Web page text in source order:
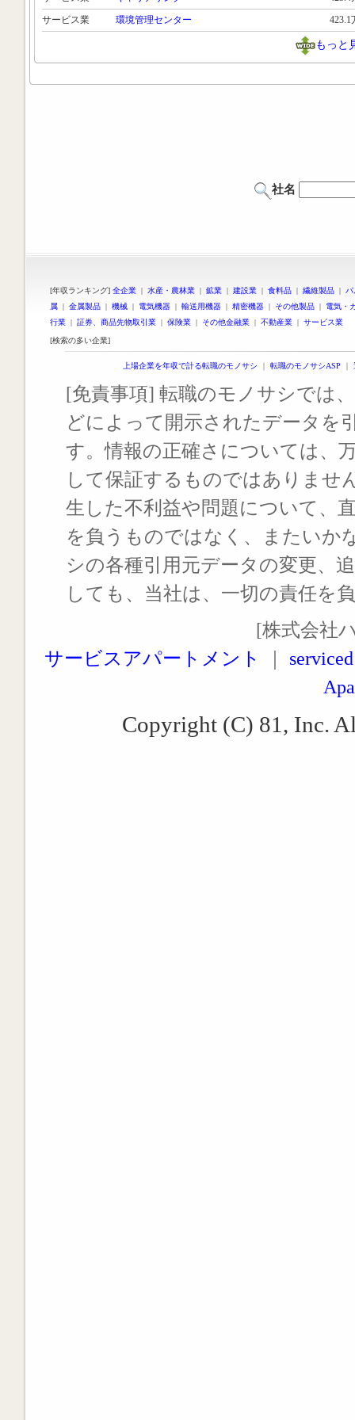
サービス業
環境管理センター 423.1
もっと
社名
[年収ランキング] 全企業 | 水産・農林業 | 鉱業 | 建設業 | 食料品 | 繊維製品 |
属 | 金属製品 | 機械 | 電気機器 | 輸送用機器 | 精密機器 | その他製品 | 電気・
行業 | 証券、商品先物取引業 | 保険業 | その他金融業 | 不動産業 | サービス業
[検索の多い企業]
上場企業を年収で計る転職のモノサシ ｜ 転職のモノサシASP ｜
[免責事項] 転職のモノサシでは
どによって開示されたデータを
す。情報の正確さについては、
して保証するものではありませ
生した不利益や問題について、
を負うものではなく、またいか
シの各種引用元データの変更、
しても、当社は、一切の責任を
[株式会社
サービスアパートメント
Copyright (C) 81, Inc.